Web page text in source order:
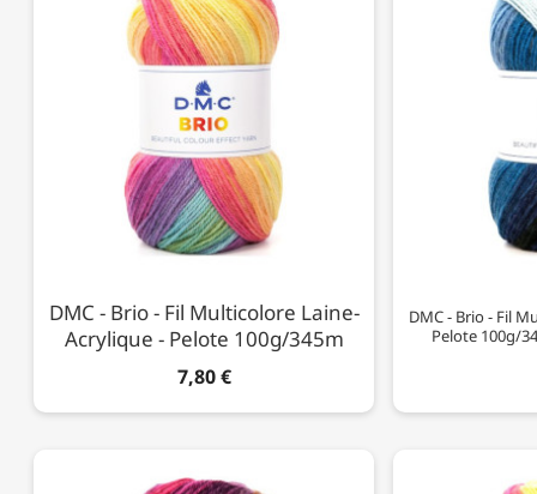
DMC - Brio - Fil Multicolore Laine-
Acrylique - Pelote 100g/345m
7,80 €
DMC - Brio - Fil
Pelote 100g/